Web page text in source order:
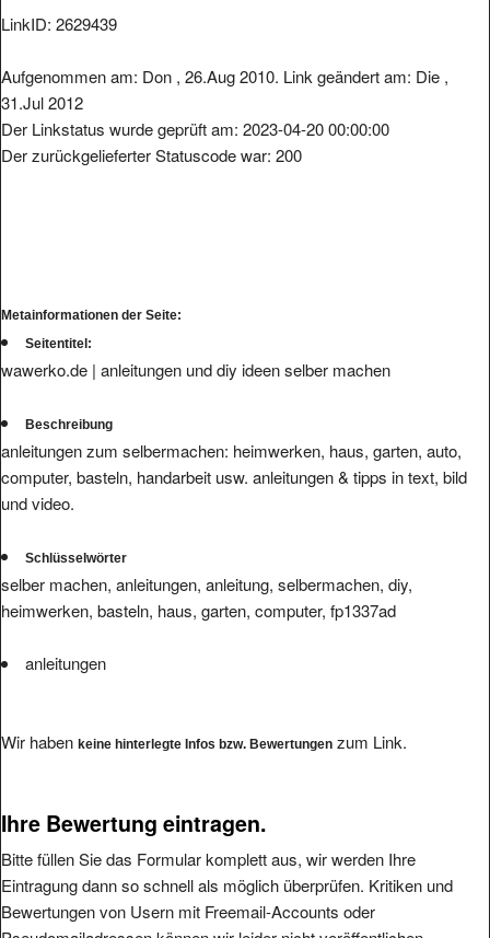
LinkID: 2629439
Aufgenommen am: Don , 26.Aug 2010. Link geändert am: Die ,
31.Jul 2012
Der Linkstatus wurde geprüft am: 2023-04-20 00:00:00
Der zurückgelieferter Statuscode war: 200
Metainformationen der Seite:
Seitentitel:
wawerko.de | anleitungen und diy ideen selber machen
Beschreibung
anleitungen zum selbermachen: heimwerken, haus, garten, auto,
computer, basteln, handarbeit usw. anleitungen & tipps in text, bild
und video.
Schlüsselwörter
selber machen, anleitungen, anleitung, selbermachen, diy,
heimwerken, basteln, haus, garten, computer, fp1337ad
anleitungen
Wir haben keine hinterlegte Infos bzw. Bewertungen zum Link.
Ihre Bewertung eintragen.
Bitte füllen Sie das Formular komplett aus, wir werden Ihre
Eintragung dann so schnell als möglich überprüfen. Kritiken und
Bewertungen von Usern mit Freemail-Accounts oder